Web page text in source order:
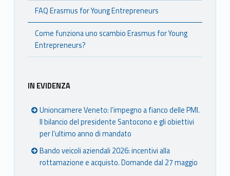
FAQ Erasmus for Young Entrepreneurs
Come funziona uno scambio Erasmus for Young
Entrepreneurs?
IN EVIDENZA
Unioncamere Veneto: l’impegno a fianco delle PMI.
Il bilancio del presidente Santocono e gli obiettivi
per l’ultimo anno di mandato
Bando veicoli aziendali 2026: incentivi alla
rottamazione e acquisto. Domande dal 27 maggio